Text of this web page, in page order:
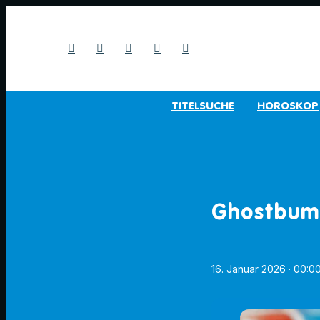
TITELSUCHE HOROSKOP
16. Januar 2026 ·